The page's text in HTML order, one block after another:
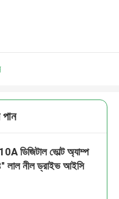
ডিজিটাল ভোল্ট অ্যাম্প
লাল নীল ড্রাইভ আইসি